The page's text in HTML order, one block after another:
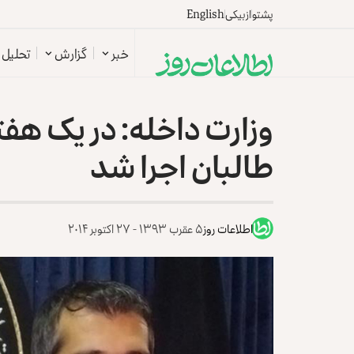
پشتوازبیکیEnglish
خبر گزارش تحلیل
طالبان اجرا شد
اطلاعات روز۵ عقرب ۱۳۹۳ - ۲۷ اکتوبر ۲۰۱۴